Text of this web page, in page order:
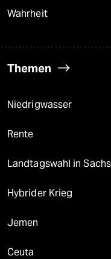
Wahrheit
Themen
Niedrigwasser
Rente
Landtagswahl in
Hybrider Krieg
Jemen
Ceuta